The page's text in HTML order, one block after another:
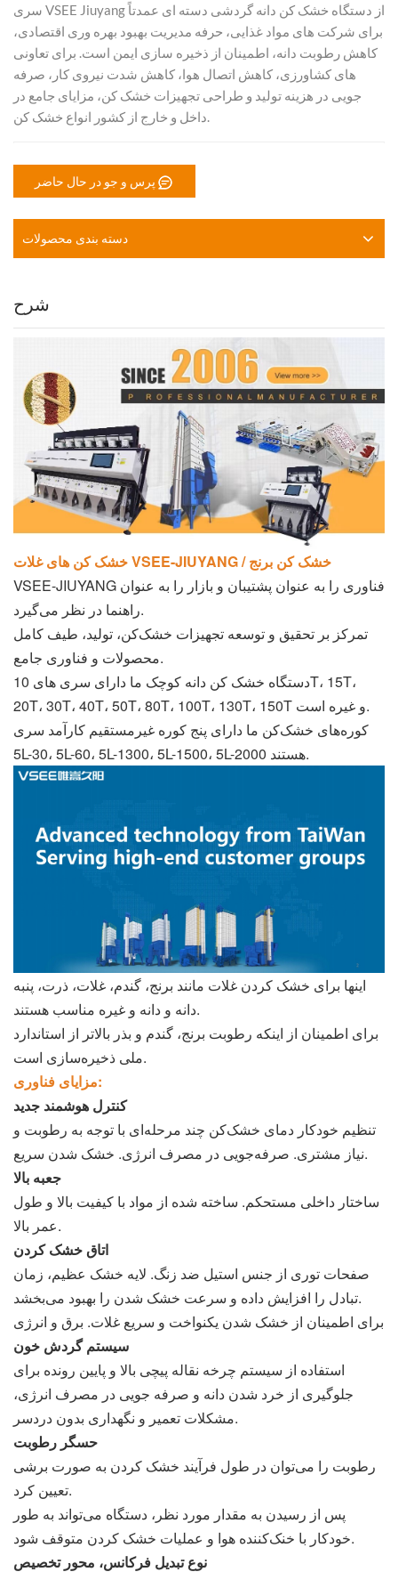
سری VSEE Jiuyang از دستگاه خشک کن دانه گردشی دسته ای عمدتاً
برای شرکت های مواد غذایی، حرفه مدیریت بهبود بهره وری اقتصادی،
کاهش رطوبت دانه، اطمینان از ذخیره سازی ایمن است. برای تعاونی
های کشاورزی، کاهش اتصال هوا، کاهش شدت نیروی کار، صرفه
جویی در هزینه تولید و طراحی تجهیزات خشک کن، مزایای جامع در
داخل و خارج از کشور انواع خشک کن.
پرس و جو در حال حاضر
دسته بندی محصولات
شرح
خشک کن های غلات VSEE-JIUYANG / خشک کن برنج
VSEE-JIUYANG فناوری را به عنوان پشتیبان و بازار را به عنوان
راهنما در نظر می‌گیرد.
تمرکز بر تحقیق و توسعه تجهیزات خشک‌کن، تولید، طیف کامل
محصولات و فناوری جامع.
دستگاه خشک کن دانه کوچک ما دارای سری های 10T، 15T،
20T، 30T، 40T، 50T، 80T، 100T، 130T، 150T و غیره است.
کوره‌های خشک‌کن ما دارای پنج کوره غیرمستقیم کارآمد سری
5L-30، 5L-60، 5L-1300، 5L-1500، 5L-2000 هستند.
اینها برای خشک کردن غلات مانند برنج، گندم، غلات، ذرت، پنبه
دانه و دانه و غیره مناسب هستند.
برای اطمینان از اینکه رطوبت برنج، گندم و بذر بالاتر از استاندارد
ملی ذخیره‌سازی است.
مزایای فناوری:
کنترل هوشمند جدید
تنظیم خودکار دمای خشک‌کن چند مرحله‌ای با توجه به رطوبت و
نیاز مشتری. صرفه‌جویی در مصرف انرژی. خشک شدن سریع.
جعبه بالا
ساختار داخلی مستحکم. ساخته شده از مواد با کیفیت بالا و طول
عمر بالا.
اتاق خشک کردن
صفحات توری از جنس استیل ضد زنگ. لایه خشک عظیم، زمان
تبادل را افزایش داده و سرعت خشک شدن را بهبود می‌بخشد.
برای اطمینان از خشک شدن یکنواخت و سریع غلات. برق و انرژی
سیستم گردش خون
استفاده از سیستم چرخه نقاله پیچی بالا و پایین رونده برای
جلوگیری از خرد شدن دانه و صرفه جویی در مصرف انرژی،
مشکلات تعمیر و نگهداری بدون دردسر.
حسگر رطوبت
رطوبت را می‌توان در طول فرآیند خشک کردن به صورت برشی
تعیین کرد.
پس از رسیدن به مقدار مورد نظر، دستگاه می‌تواند به طور
خودکار با خنک‌کننده هوا و عملیات خشک کردن متوقف شود.
نوع تبدیل فرکانس، محور تخصیص